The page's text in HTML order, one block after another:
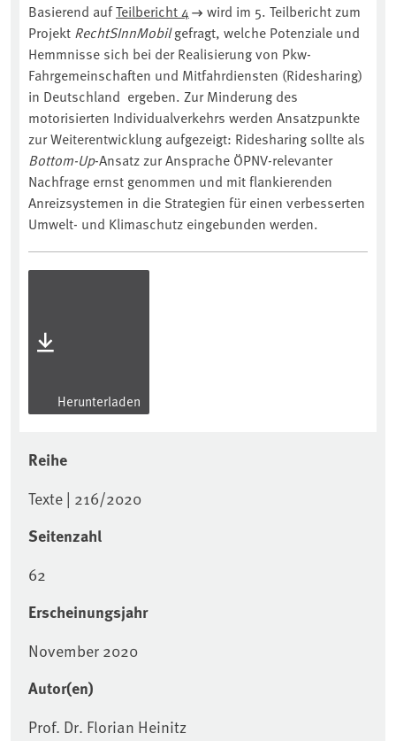
Basierend aufTeilbericht 4
wird im 5. Teilbericht zum
Projekt RechtSInnMobilgefragt, welche Potenziale und
Hemmnisse sich bei der Realisierung von Pkw-
Fahrgemeinschaften und Mitfahrdiensten (Ridesharing)
in Deutschland ergeben. Zur Minderung des
motorisierten Individualverkehrs werden Ansatzpunkte
zur Weiterentwicklung aufgezeigt: Ridesharing sollte als
Bottom-Up-Ansatz zur Ansprache ÖPNV-relevanter
Nachfrage ernst genommen und mit flankierenden
Anreizsystemen in die Strategien für einen verbesserten
Umwelt- und Klimaschutz eingebunden werden.
Herunterladen
Reihe
Texte | 216/2020
Seitenzahl
62
Erscheinungsjahr
November 2020
Autor(en)
Prof. Dr. Florian Heinitz